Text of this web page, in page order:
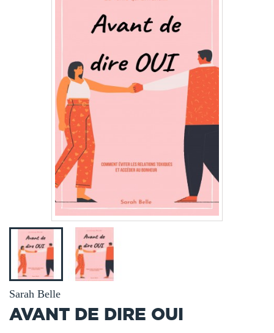
Sarah Belle
AVANT DE DIRE OUI